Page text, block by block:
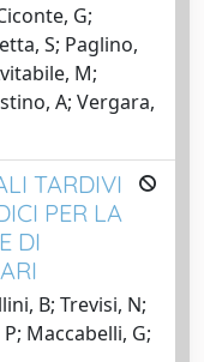
G;
S; Paglino,
M;
A; Vergara,
TARDIVI
PER LA
DI
B; Trevisi, N;
Maccabelli, G;